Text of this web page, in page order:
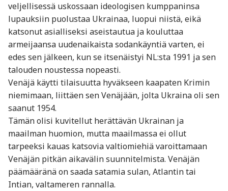
veljellisessä uskossaan ideologisen kumppaninsa
lupauksiin puolustaa Ukrainaa, luopui niistä, eikä
katsonut asialliseksi aseistautua ja kouluttaa
armeijaansa uudenaikaista sodankäyntiä varten, ei
edes sen jälkeen, kun se itsenäistyi NL:sta 1991 ja sen
talouden noustessa nopeasti.
Venäjä käytti tilaisuutta hyväkseen kaapaten Krimin
niemimaan, liittäen sen Venäjään, jolta Ukraina oli sen
saanut 1954.
Tämän olisi kuvitellut herättävän Ukrainan ja
maailman huomion, mutta maailmassa ei ollut
tarpeeksi kauas katsovia valtiomiehiä varoittamaan
Venäjän pitkän aikavälin suunnitelmista. Venäjän
päämääränä on saada satamia sulan, Atlantin tai
Intian, valtameren rannalla.